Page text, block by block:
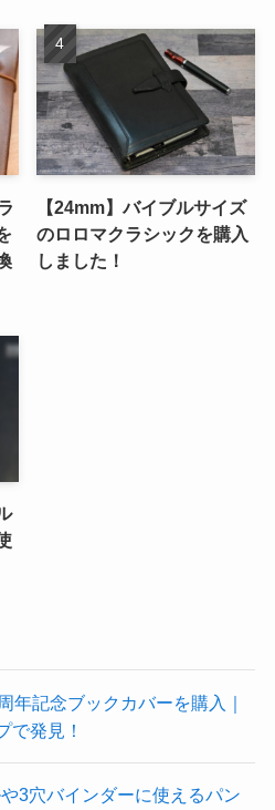
【24mm】バイブルサイズ
のロロマクラシックを購入
しました！
年記念ブックカバーを購入｜
で発見！
3穴バインダーに使えるパン